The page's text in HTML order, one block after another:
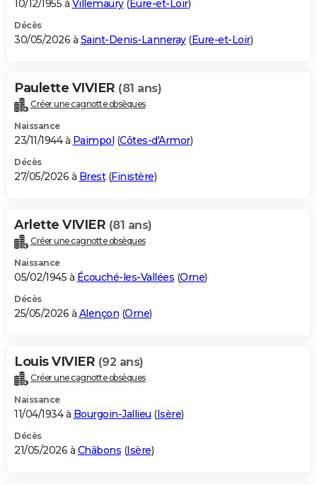
10/12/1955 à Villemaury( Eure-et-Loir)
Décès
30/05/2026 à Saint-Denis-Lanneray(Eure-et-Loir)
Paulette VIVIER (81 ans)
Créer une cagnotte obsèques
Naissance
23/11/1944 à Paimpol (Côtes-d'Armor)
Décès
27/05/2026 à Brest(Finistère)
Arlette VIVIER (81 ans)
Créer une cagnotte obsèques
Naissance
05/02/1945 à Écouché-les-Vallées (Orne)
Décès
25/05/2026 à Alençon (Orne)
Louis VIVIER (92 ans)
Créer une cagnotte obsèques
Naissance
11/04/1934 à Bourgoin-Jallieu (Isère)
Décès
21/05/2026 à Châbons (Isère)